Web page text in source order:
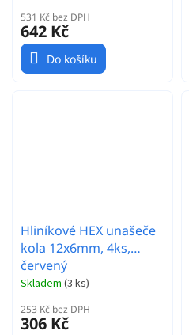
531 Kč bez DPH
642 Kč
Do košíku
Hliníkové HEX unašeče
kola 12x6mm, 4ks,
červený
Skladem (3 ks)
253 Kč bez DPH
306 Kč